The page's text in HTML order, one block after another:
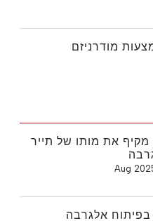
מודרניזם
מקיף את מותו של תייר